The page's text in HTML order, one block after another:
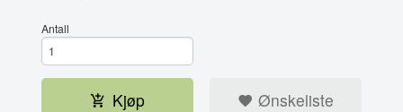
Antall
Kjøp Ønskeliste